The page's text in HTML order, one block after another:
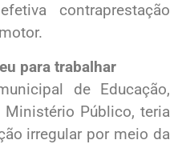
contraprestação
para trabalhar
de Educação,
Ministério Público, teria
irregular por meio da